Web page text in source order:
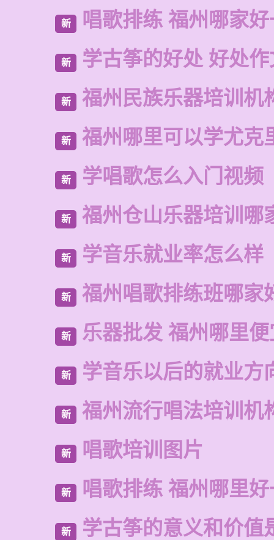
新 唱歌排练 福州哪家
新 学古筝的好处 好处作
新 福州民族乐器培训机
新 福州哪里可以学尤克
新 学唱歌怎么入门视频
新 福州仓山乐器培训哪
新 学音乐就业率怎么样
新 福州唱歌排练班哪家
新 乐器批发 福州哪里
新 学音乐以后的就业方
新 福州流行唱法培训机
新 唱歌培训图片
新 唱歌排练 福州哪里
新 学古筝的意义和价值